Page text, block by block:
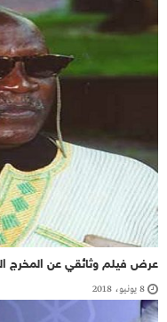
عرض فيلم وثائقي عن المخرج
8 يونيو، 2018